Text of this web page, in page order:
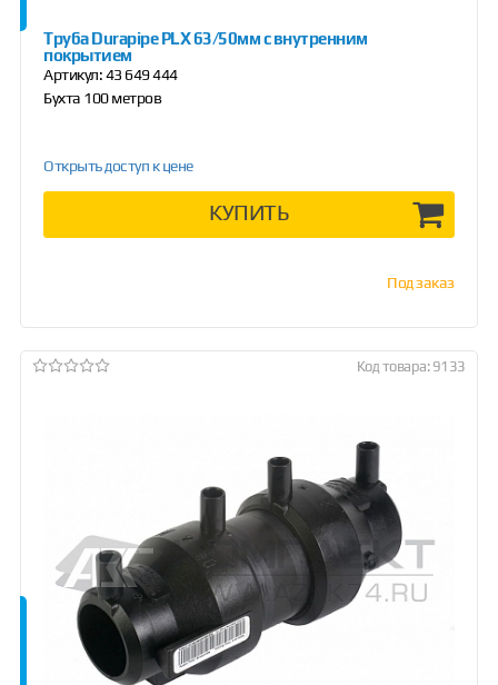
Труба Durapipe PLX 63/50мм с внутренним
покрытием
Артикул:43 649 444
Бухта 100 метров
Открыть доступ к цене
КУПИТЬ
Под заказ
Код товара: 9133